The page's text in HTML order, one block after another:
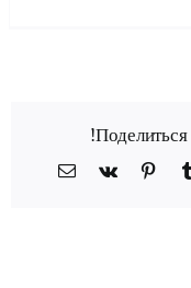
Tumblr
Pinterest
Vk
כתובת